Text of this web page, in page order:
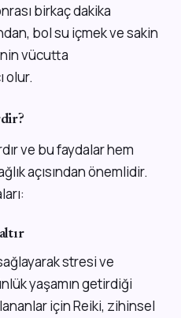
birkaç dakika
bol su içmek ve sakin
vücutta
olur.
ve bu faydalar hem
açısından önemlidir.
stresi ve
yaşamın getirdiği
için Reiki, zihinsel